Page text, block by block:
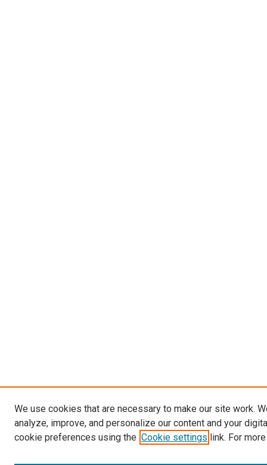
We use cookies that are necessary to make our site work.
analyze, improve, and personalize our content and your
cookie preferences using the Cookie settings link. For